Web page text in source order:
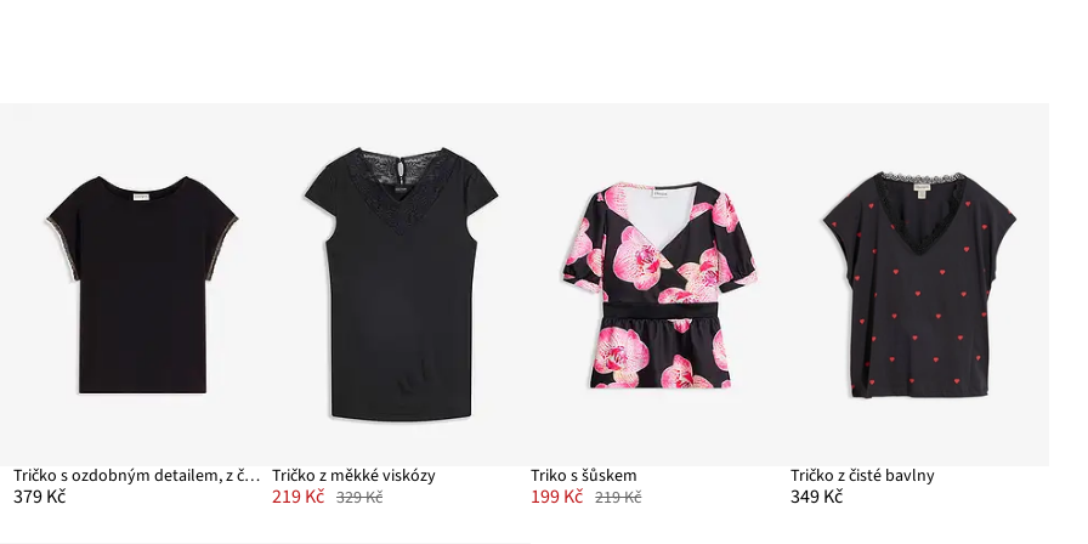
Tričko s ozdobným detailem, z čisté bavlny
379 Kč
Tričko z měkké viskózy
219 Kč 329 Kč
Triko s šůskem
199 Kč 219 Kč
Tričko z čisté bavlny
349 Kč